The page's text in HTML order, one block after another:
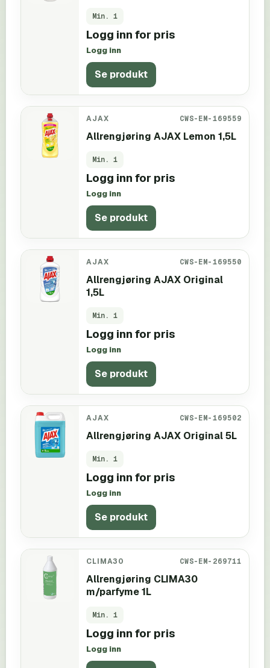
Min. 1
Logg inn for pris
Logg inn
Se produkt
AJAX CWS-EM-169559
Allrengjøring AJAX Lemon 1,5L
Min. 1
Logg inn for pris
Logg inn
Se produkt
AJAX CWS-EM-169550
Allrengjøring AJAX Original
1,5L
Min. 1
Logg inn for pris
Logg inn
Se produkt
AJAX CWS-EM-169502
Allrengjøring AJAX Original 5L
Min. 1
Logg inn for pris
Logg inn
Se produkt
CLIMA30 CWS-EM-269711
Allrengjøring CLIMA30
m/parfyme 1L
Min. 1
Logg inn for pris
Logg inn